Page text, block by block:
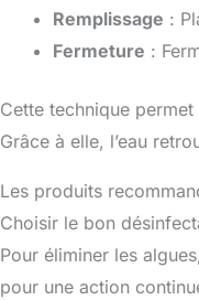
Remplissage :
Fermeture :
Cette technique
Grâce à elle, l’eau
Les produits
Choisir le bon
Pour éliminer les
pour une action